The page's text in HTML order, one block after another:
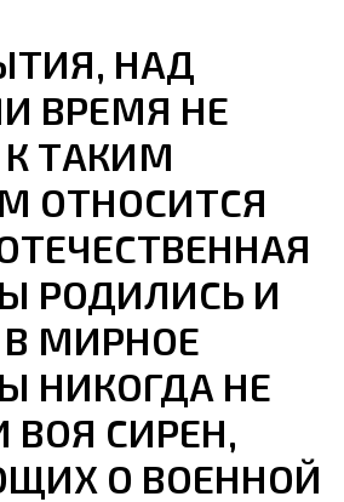
НАД
ВРЕМЯ НЕ
ТАКИМ
ОТНОСИТСЯ
РОДИЛИСЬ И
МИРНОЕ
НИКОГДА НЕ
СИРЕН,
О ВОЕННОЙ